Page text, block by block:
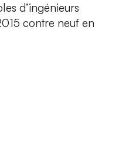
d’ingénieurs
contre neuf en